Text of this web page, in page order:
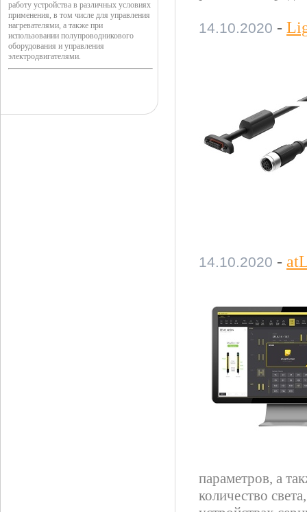
работу устройства в различных условиях
применения, в том числе для управления
нагревателями, а также при
использовании полупроводникового
оборудования и управления
электродвигателями.
14.10.2020 -
14.10.2020 -
параметров, а
количество